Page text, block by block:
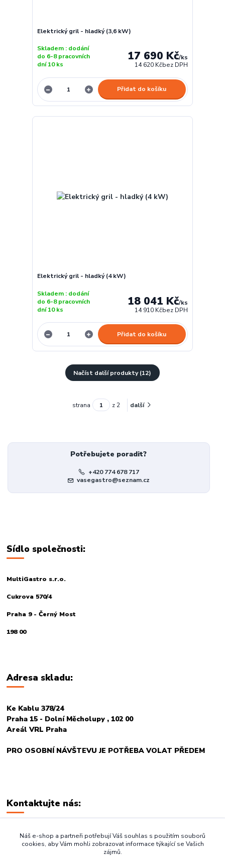
Elektrický gril - hladký (3,6 kW)
17 690 Kč/ks
14 620 Kčbez DPH
Skladem : dodání
do 6-8 pracovních
dní 10 ks
Přidat do košíku
Elektrický gril - hladký (4 kW)
18 041 Kč/ks
14 910 Kčbez DPH
Skladem : dodání
do 6-8 pracovních
dní 10 ks
Přidat do košíku
Načíst další produkty (12)
strana z 2 další
Potřebujete poradit?
+420 774 678 717
vasegastro@seznam.cz
Sídlo společnosti:
MultiGastro s.r.o.
Cukrova 570/4
Praha 9 - Černý Most
198 00
Adresa skladu:
Ke Kablu 378/24
Praha 15 - Dolní Měcholupy , 102 00
Areál VRL Praha
PRO OSOBNÍ NÁVŠTEVU JE POTŘEBA VOLAT PŘEDEM
Kontaktujte nás:
+420 774 678 717
Náš e-shop a partneři potřebují Váš souhlas s použitím souborů
cookies, aby Vám mohli zobrazovat informace týkající se Vašich
zájmů.